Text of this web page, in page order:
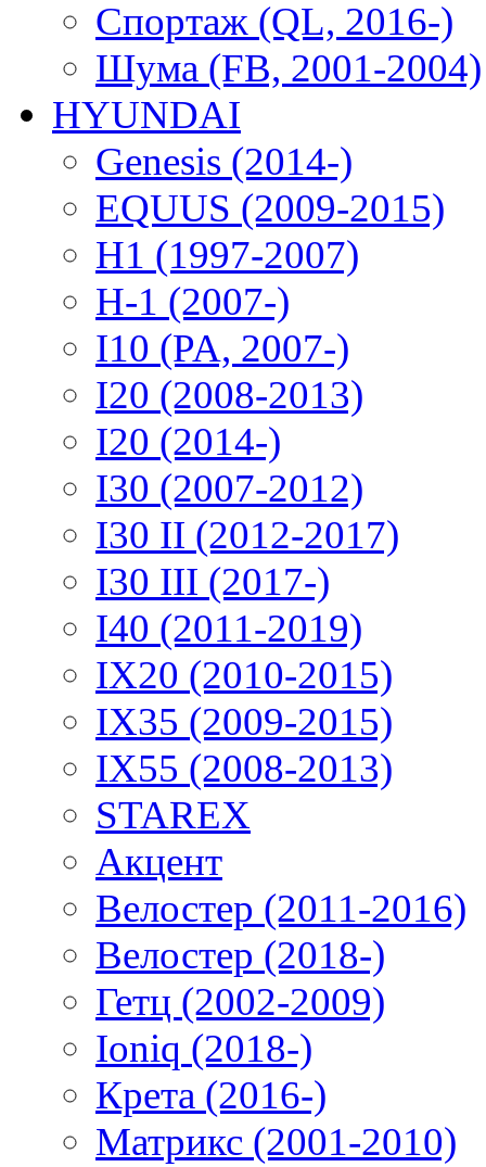
Спортаж (QL, 2016-)
Шума (FB, 2001-2004)
HYUNDAI
Genesis (2014-)
EQUUS (2009-2015)
H1 (1997-2007)
H-1 (2007-)
I10 (PA, 2007-)
I20 (2008-2013)
I20 (2014-)
I30 (2007-2012)
I30 II (2012-2017)
I30 III (2017-)
I40 (2011-2019)
IX20 (2010-2015)
IX35 (2009-2015)
IX55 (2008-2013)
STAREX
Акцент
Велостер (2011-2016)
Велостер (2018-)
Гетц (2002-2009)
Ioniq (2018-)
Крета (2016-)
Матрикс (2001-2010)